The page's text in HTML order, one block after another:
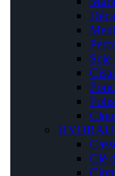
Scie
Clé